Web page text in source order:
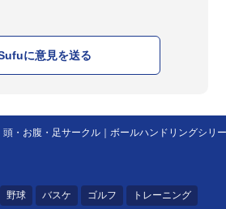
に意見を送る
頭・お腹・足サークル｜ボールハンドリングシリ
野球 バスケ ゴルフ トレーニング